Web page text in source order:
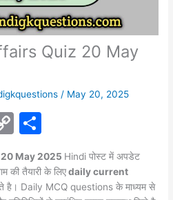
Quiz 20 May
/ May 20, 2025
C
p
y
ar
e
May 2025 Hindi पोस्ट में अपडेट
की तैयारी के लिएdaily current
है। Daily MCQ questions के माध्यम से